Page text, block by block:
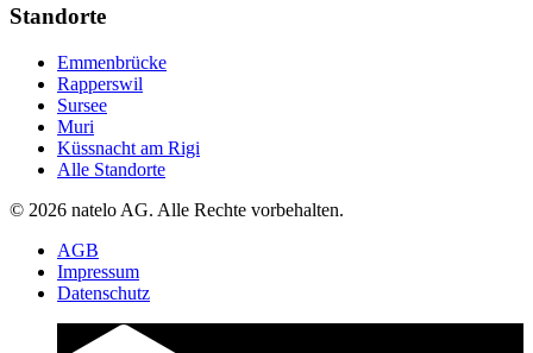
Standorte
Emmenbrücke
Rapperswil
Sursee
Muri
Küssnacht am Rigi
Alle Standorte
© 2026 natelo AG. Alle Rechte vorbehalten.
AGB
Impressum
Datenschutz